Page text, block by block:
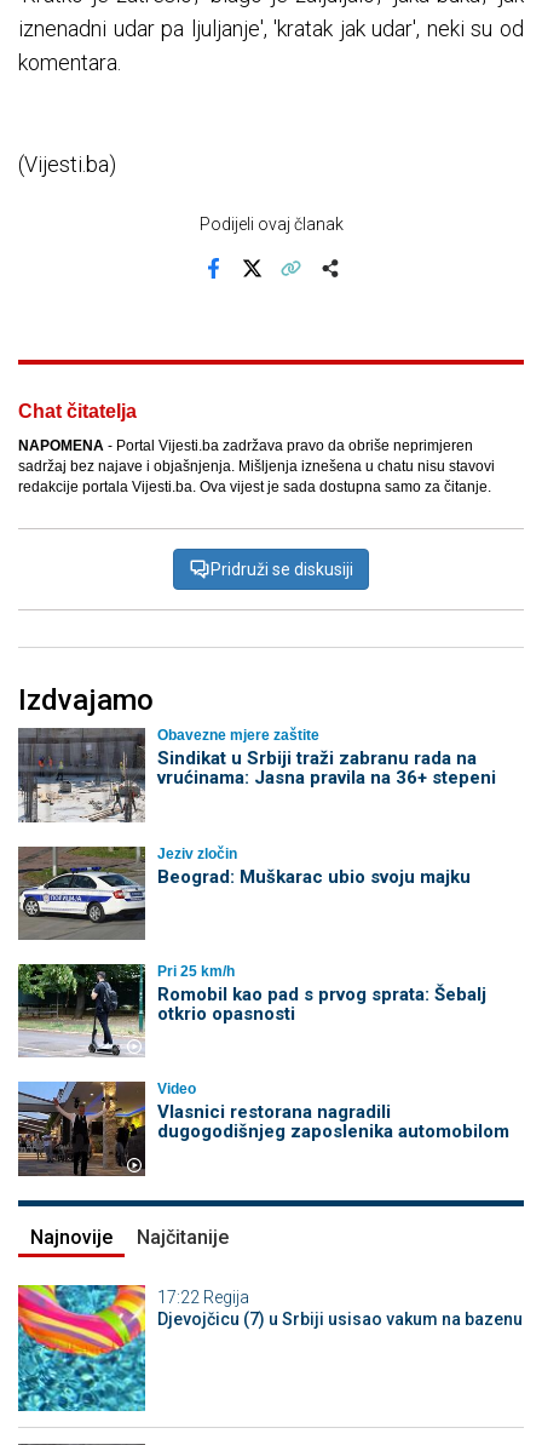
iznenadni udar pa ljuljanje', 'kratak jak udar', neki su od
komentara.
(Vijesti.ba)
Podijeli ovaj članak
Chat čitatelja
NAPOMENA - Portal Vijesti.ba zadržava pravo da obriše neprimjeren
sadržaj bez najave i objašnjenja. Mišljenja iznešena u chatu nisu stavovi
redakcije portala Vijesti.ba. Ova vijest je sada dostupna samo za čitanje.
Pridruži se diskusiji
Izdvajamo
Obavezne mjere zaštite
Sindikat u Srbiji traži zabranu rada na
vrućinama: Jasna pravila na 36+ stepeni
Jeziv zločin
Beograd: Muškarac ubio svoju majku
Pri 25 km/h
Romobil kao pad s prvog sprata: Šebalj
otkrio opasnosti
Video
Vlasnici restorana nagradili
dugogodišnjeg zaposlenika automobilom
Najnovije Najčitanije
17:22 Regija
Djevojčicu (7) u Srbiji usisao vakum na bazenu